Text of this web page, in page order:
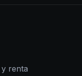
renta